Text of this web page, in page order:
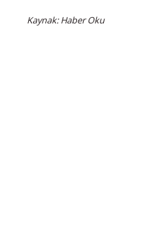
Kaynak: Haber Oku